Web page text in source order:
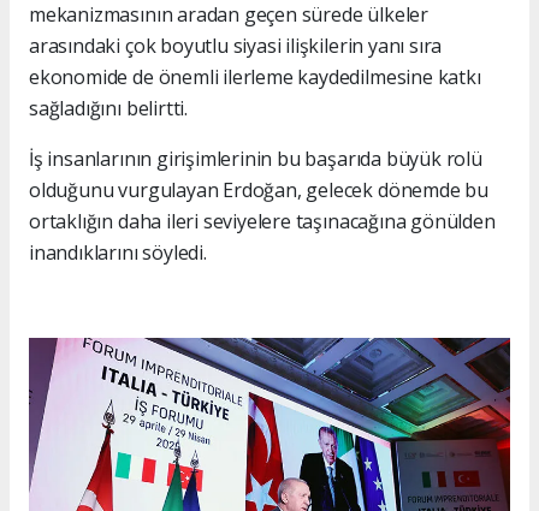
mekanizmasının aradan geçen sürede ülkeler
arasındaki çok boyutlu siyasi ilişkilerin yanı sıra
ekonomide de önemli ilerleme kaydedilmesine katkı
sağladığını belirtti.
İş insanlarının girişimlerinin bu başarıda büyük rolü
olduğunu vurgulayan Erdoğan, gelecek dönemde bu
ortaklığın daha ileri seviyelere taşınacağına gönülden
inandıklarını söyledi.